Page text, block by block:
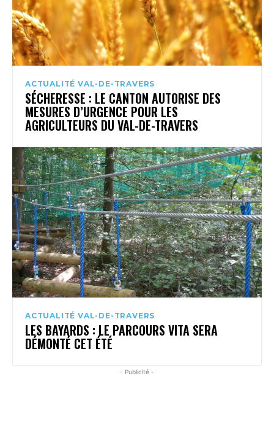
ACTUALITÉ VAL-DE-TRAVERS
SÉCHERESSE : LE CANTON AUTORISE DES
MESURES D’URGENCE POUR LES
AGRICULTEURS DU VAL-DE-TRAVERS
ACTUALITÉ VAL-DE-TRAVERS
LES BAYARDS : LE PARCOURS VITA SERA
DÉMONTÉ CET ÉTÉ
- Publicité -